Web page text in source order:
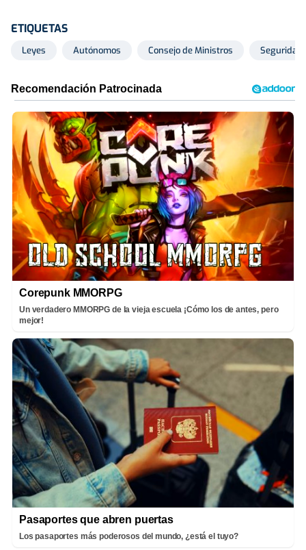
ETIQUETAS
Leyes Autónomos Consejo de Ministros Seguridad
Corepunk MMORPG
Un verdadero MMORPG de la vieja escuela ¡Cómo los de antes, pero
mejor!
Pasaportes que abren puertas
Los pasaportes más poderosos del mundo, ¿está el tuyo?